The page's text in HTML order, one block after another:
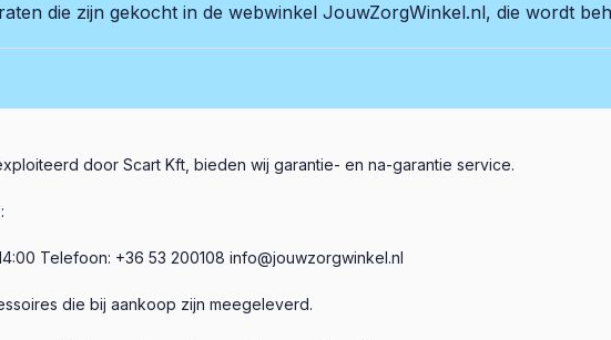
die zijn gekocht in de webwinkel JouwZorgWinkel.nl, die wordt
door Scart Kft, bieden wij garantie- en na-garantie service.
Telefoon: +36 53 200108 info@jouwzorgwinkel.nl
die bij aankoop zijn meegeleverd.